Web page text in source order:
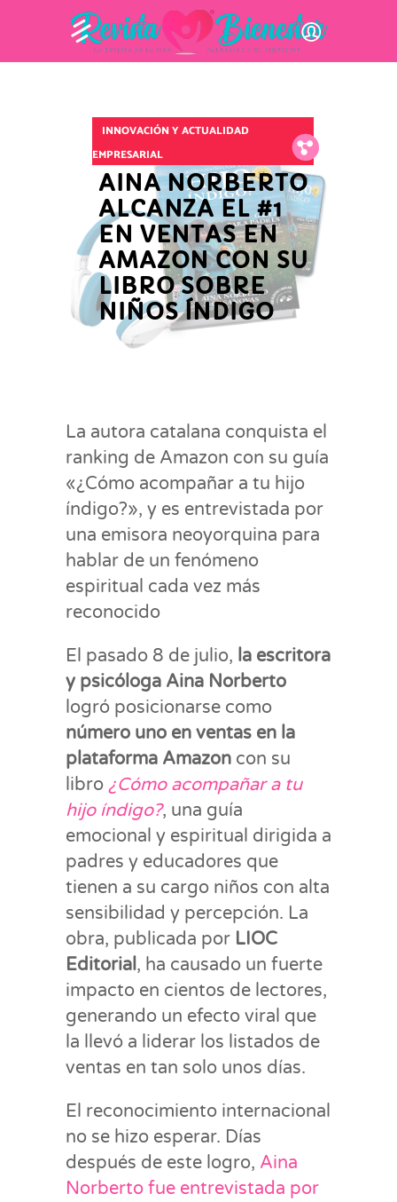
Fb.
Tw.
Pin.
INNOVACIÓN Y ACTUALIDAD
EMPRESARIAL
AINA NORBERTO
ALCANZA EL #1
EN VENTAS EN
AMAZON CON SU
LIBRO SOBRE
NIÑOS ÍNDIGO
La autora catalana conquista el
ranking de Amazon con su guía
«¿Cómo acompañar a tu hijo
índigo?», y es entrevistada por
una emisora neoyorquina para
hablar de un fenómeno
espiritual cada vez más
reconocido
El pasado 8 de julio, la escritora
y psicóloga Aina Norberto
logró posicionarse como
número uno en ventas en la
plataforma Amazon con su
libro ¿Cómo acompañar a tu
hijo índigo?, una guía
emocional y espiritual dirigida a
padres y educadores que
tienen a su cargo niños con alta
sensibilidad y percepción. La
obra, publicada por LIOC
Editorial, ha causado un fuerte
impacto en cientos de lectores,
generando un efecto viral que
la llevó a liderar los listados de
ventas en tan solo unos días.
El reconocimiento internacional
no se hizo esperar. Días
después de este logro, Aina
Norberto fue entrevistada por